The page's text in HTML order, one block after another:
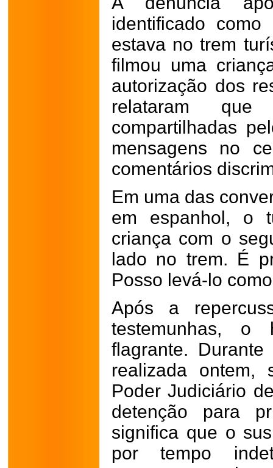
identificado como
estava no trem
filmou uma
autorização dos
relataram
compartilhadas
mensagens no
comentários
Em uma das
em espanhol, o
criança com o
lado no trem. É
Posso levá-lo
Após a
testemunhas,
flagrante.
realizada ontem,
Poder Judiciário
detenção para
significa que o
por tempo